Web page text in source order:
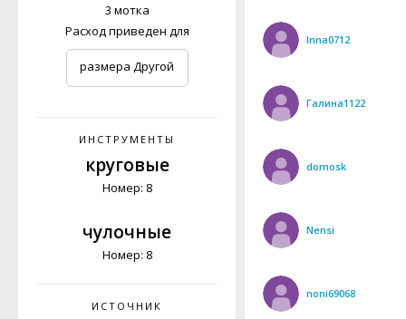
3 мотка
Расход приведен для
размера Другой
ИНСТРУМЕНТЫ
круговые
Номер: 8
чулочные
Номер: 8
ИСТОЧНИК
Inna0712
Галина1122
domosk
Nensi
noni69068